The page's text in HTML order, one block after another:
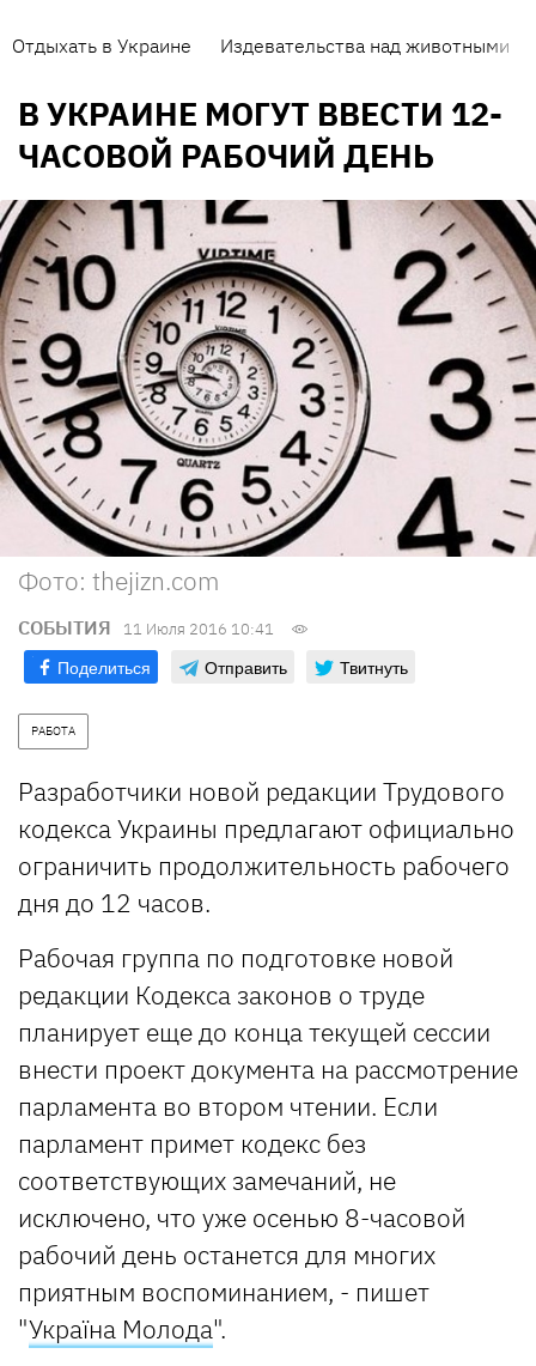
Отдыхать в Украине Издевательства над животными
В УКРАИНЕ МОГУТ ВВЕСТИ 12-
ЧАСОВОЙ РАБОЧИЙ ДЕНЬ
Фото: thejizn.com
СОБЫТИЯ 11 Июля 2016 10:41
Поделиться Отправить Твитнуть
РАБОТА
Разработчики новой редакции Трудового
кодекса Украины предлагают официально
ограничить продолжительность рабочего
дня до 12 часов.
Рабочая группа по подготовке новой
редакции Кодекса законов о труде
планирует еще до конца текущей сессии
внести проект документа на рассмотрение
парламента во втором чтении. Если
парламент примет кодекс без
соответствующих замечаний, не
исключено, что уже осенью 8-часовой
рабочий день останется для многих
приятным воспоминанием, - пишет
"Україна Молода".